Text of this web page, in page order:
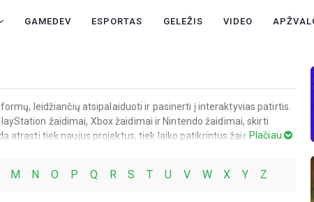
GAMEDEV ESPORTAS GELEŽIS VIDEO
leidžiančių atsipalaiduoti ir pasinerti į interaktyvias patirtis.
žaidimai, Xbox žaidimai ir Nintendo žaidimai, skirti
atrasti tiek naujus projektus, tiek laiko patikrintus žaidimus,
Plačiau
M N O P Q R S T U V W X Y Z